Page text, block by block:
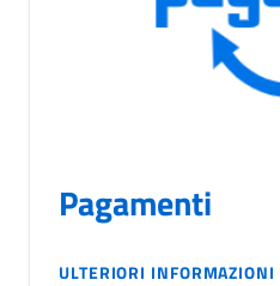
Pagamenti
ULTERIORI INFORMAZIONI